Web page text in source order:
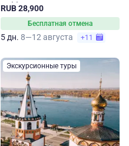
субботам
RUB 28,900
Бесплатная отмена
5 дн. 8—12 августа +11
Экскурсионные туры